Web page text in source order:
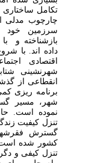
تکامل ساختاری
چارچوب مدلی
سرزمین خود
بازشناخته و با
داده اند. با
اقتصادی
شهرنشینی
انقطاعی از
برنامه ریزی
شهر، مسیر
نموده است.
تنزل کیفیت
گسترش
کشور شده است.
تنزل کیفی و